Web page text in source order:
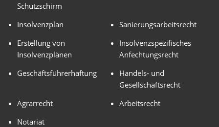
Schutzschirm
Insolvenzplan
Sanierungsarbeitsrecht
Erstellung von
Insolvenzplänen
Insolvenzspezifisches
Anfechtungsrecht
Geschäftsführerhaftung
Handels- und
Gesellschaftsrecht
Agrarrecht
Arbeitsrecht
Notariat